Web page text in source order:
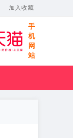
加入收藏
手
机
网
站